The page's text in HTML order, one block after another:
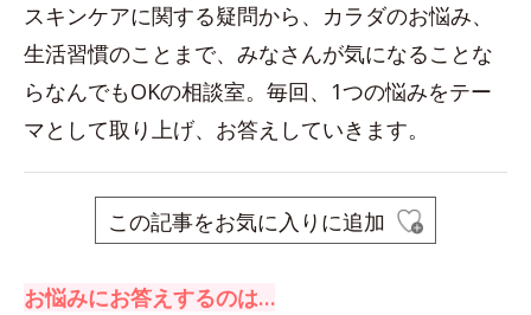
スキンケアに関する疑問から、カラダのお悩み、
生活習慣のことまで、みなさんが気になることな
らなんでもOKの相談室。毎回、1つの悩みをテー
マとして取り上げ、お答えしていきます。
この記事をお気に入りに追加
お悩みにお答えするのは…